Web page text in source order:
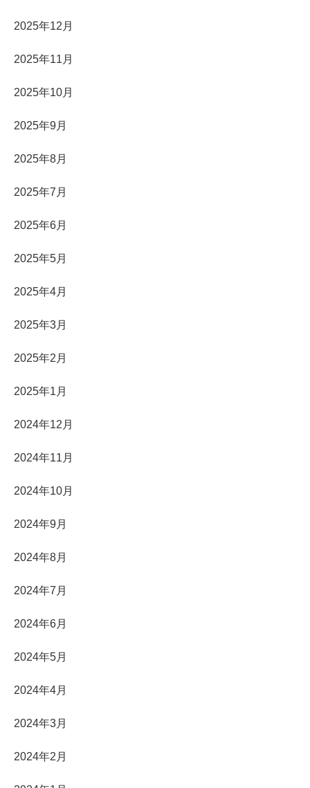
2025年12月
2025年11月
2025年10月
2025年9月
2025年8月
2025年7月
2025年6月
2025年5月
2025年4月
2025年3月
2025年2月
2025年1月
2024年12月
2024年11月
2024年10月
2024年9月
2024年8月
2024年7月
2024年6月
2024年5月
2024年4月
2024年3月
2024年2月